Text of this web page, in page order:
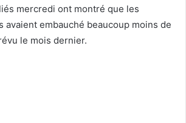
mercredi ont montré que les
avaient embauché beaucoup moins de
le mois dernier.